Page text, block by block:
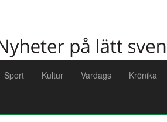
Sport Kultur Vardags Krönika